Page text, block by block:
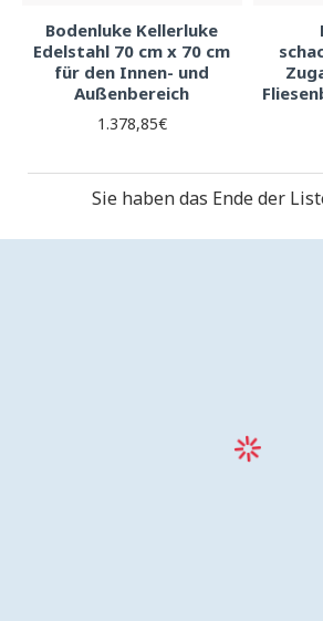
Bodenluke Kellerluke
Edelstahl 70 cm x 70 cm
für den Innen- und
Außenbereich
1.378,85€
Sie haben das Ende der